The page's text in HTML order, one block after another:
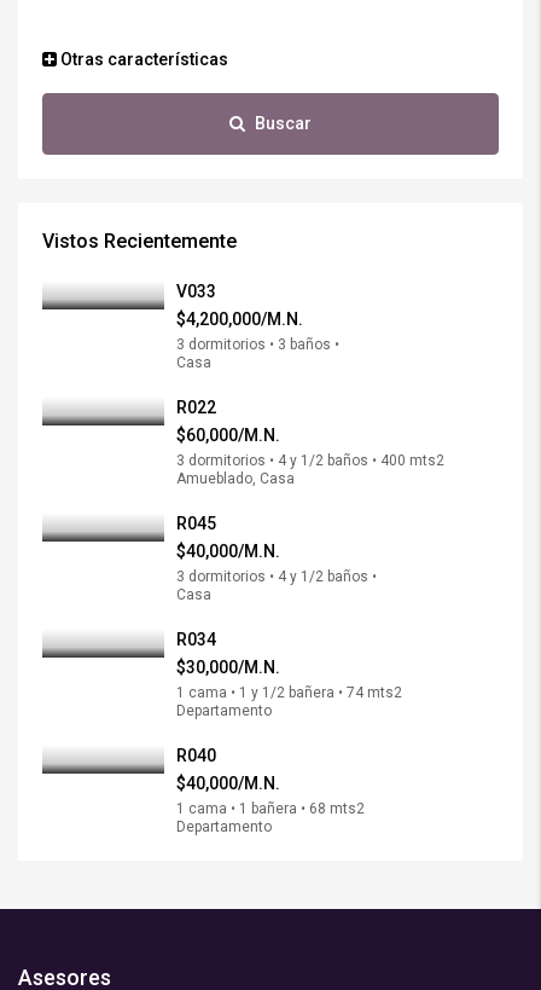
Otras características
Buscar
Vistos Recientemente
V033
$4,200,000/M.N.
3 dormitorios • 3 baños •
Casa
R022
$60,000/M.N.
3 dormitorios • 4 y 1/2 baños • 400 mts2
Amueblado, Casa
R045
$40,000/M.N.
3 dormitorios • 4 y 1/2 baños •
Casa
R034
$30,000/M.N.
1 cama • 1 y 1/2 bañera • 74 mts2
Departamento
R040
$40,000/M.N.
1 cama • 1 bañera • 68 mts2
Departamento
Asesores